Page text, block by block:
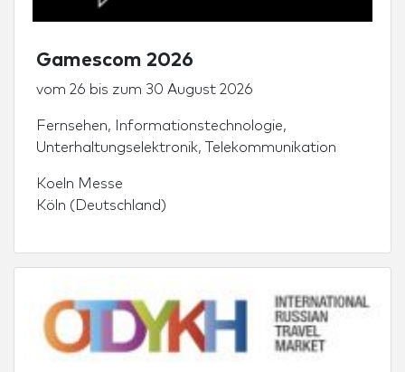
Gamescom 2026
vom 26 bis zum 30 August 2026
Fernsehen, Informationstechnologie,
Unterhaltungselektronik, Telekommunikation
Koeln Messe
Köln (Deutschland)